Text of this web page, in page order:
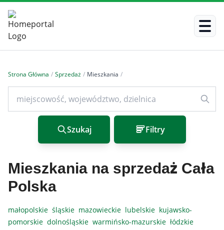
Strona Główna / Sprzedaż / Mieszkania /
Szukaj Filtry
Mieszkania na sprzedaż Cała
Polska
małopolskie śląskie mazowieckie lubelskie kujawsko-
pomorskie dolnośląskie warmińsko-mazurskie łódzkie